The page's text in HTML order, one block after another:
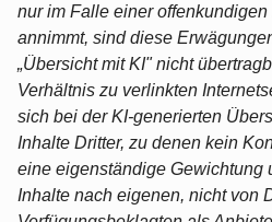
nur im Falle einer
annimmt, sind diese
„Übersicht mit KI" nicht
Verhältnis zu verlinkten
sich bei der KI-generierten
Inhalte Dritter, zu denen kein
eine eigenständige Gewichtung
Inhalte nach eigenen, nicht von